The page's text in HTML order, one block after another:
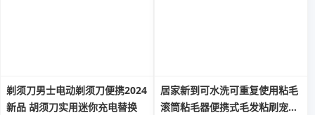
剃须刀男士电动剃须刀便携2024
新品 胡须刀实用迷你充电替换
居家新到可水洗可重复使用粘毛
滚筒粘毛器便携式毛发粘刷宠物